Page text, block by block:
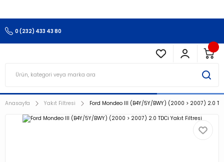
0 (232) 433 43 80
Anasayfa Yakıt Filtresi Ford Mondeo III (B4Y/5Y/BWY) (2000 > 2007) 2.0